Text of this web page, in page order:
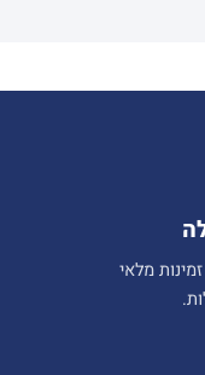
מלאי